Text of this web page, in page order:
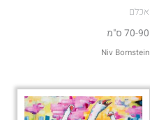
אכלם
70-90 ס"מ
Niv Bornstein